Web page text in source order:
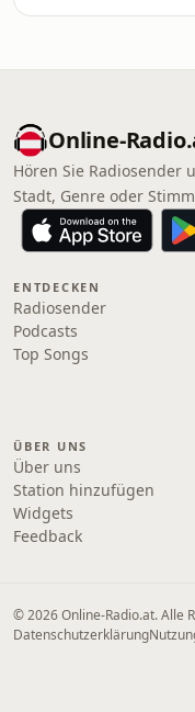
Hören Sie Radiosender
Stadt, Genre oder
ENTDECKEN
Radiosender
Podcasts
Top Songs
ÜBER UNS
Über uns
Station hinzufügen
Widgets
Feedback
© 2026 Online‑Radio.at. Alle
Datenschutzerklärung